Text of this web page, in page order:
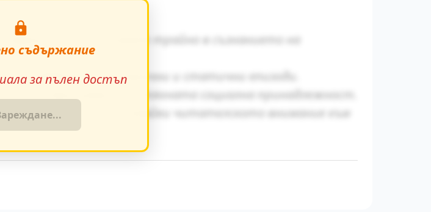
които остават трайно в съзнанието на
редуване на динамични и статични епизоди.
на персонажите и тяхната социална принадлежност.
насочвайки читателското внимание към
съдържание
за пълен достъп